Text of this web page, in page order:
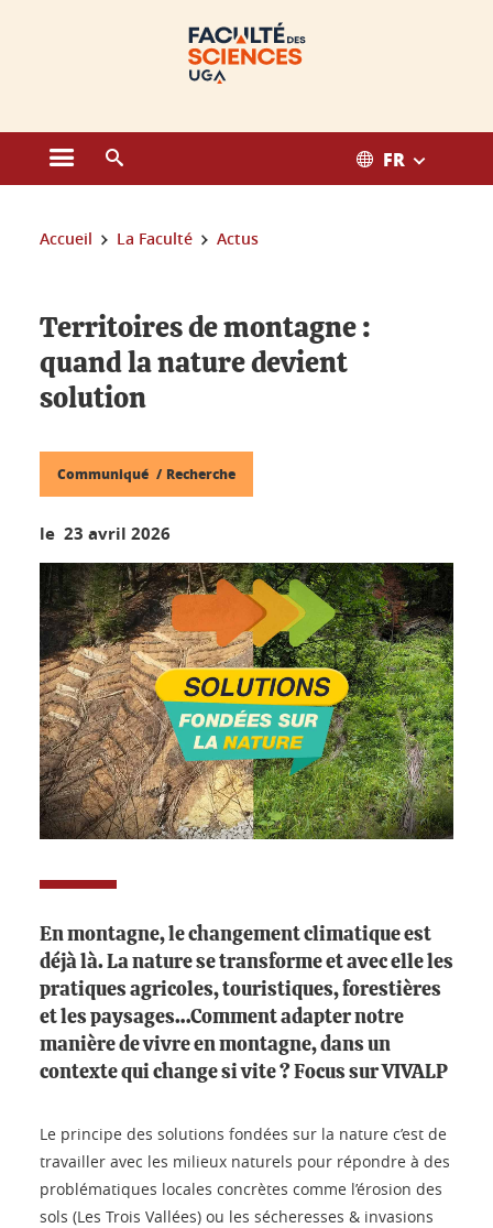
Ouvrir le menu principal FR
Vous êtes ici :
Accueil La Faculté Actus
Territoires de montagne :
quand la nature devient
solution
Communiqué Recherche
le 23 avril 2026
En montagne, le changement climatique est
déjà là. La nature se transforme et avec elle les
pratiques agricoles, touristiques, forestières
et les paysages…Comment adapter notre
manière de vivre en montagne, dans un
contexte qui change si vite ? Focus sur VIVALP
Le principe des solutions fondées sur la nature c’est de
travailler avec les milieux naturels pour répondre à des
problématiques locales concrètes comme l’érosion des
sols (Les Trois Vallées) ou les sécheresses & invasions